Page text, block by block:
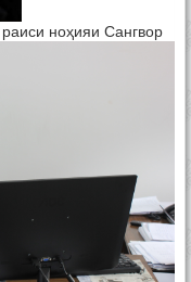
ноҳияи Сангвор